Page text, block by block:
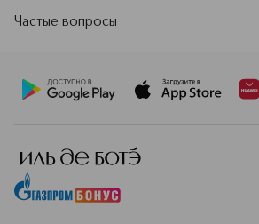
Частые вопросы